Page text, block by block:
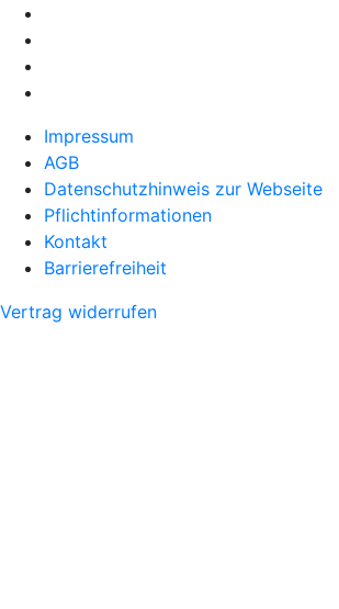
Impressum
AGB
Datenschutzhinweis zur Webseite
Pflichtinformationen
Kontakt
Barrierefreiheit
Vertrag widerrufen